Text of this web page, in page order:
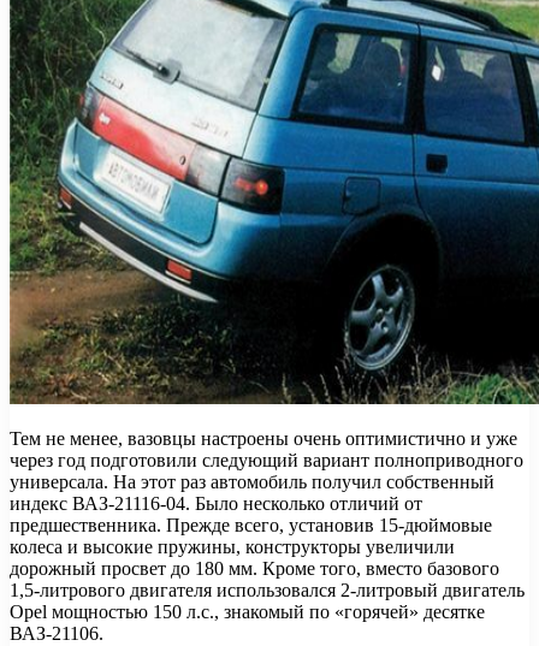
Тем не менее, вазовцы настроены очень оптимистично и уже
через год подготовили следующий вариант полноприводного
универсала. На этот раз автомобиль получил собственный
индекс ВАЗ-21116-04. Было несколько отличий от
предшественника. Прежде всего, установив 15-дюймовые
колеса и высокие пружины, конструкторы увеличили
дорожный просвет до 180 мм. Кроме того, вместо базового
1,5-литрового двигателя использовался 2-литровый двигатель
Opel мощностью 150 л.с., знакомый по «горячей» десятке
ВАЗ-21106.